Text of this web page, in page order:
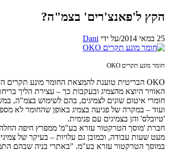
הקץ ל'פאנצ'רים' בצמ"ה?
25 במאי 2014 /על ידי Dani
חומר מונע תקרים OKO
חומרי איטום שונים לצמיגים, בהם לשימוש בצמ"ה,
'טיובלס' והן בצמיגים עם פנימית.
במוסך הטרקטור עזרא בע"מ. "באתרי בניה שבהם התמודדנו עם פנצ'רים ברמה יומית (2-3 פנצ'רים בשבוע ואפילו יותר) ראינו מיד את